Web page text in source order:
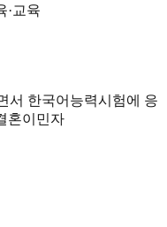
·교육
서 한국어능력시험에 응
혼이민자